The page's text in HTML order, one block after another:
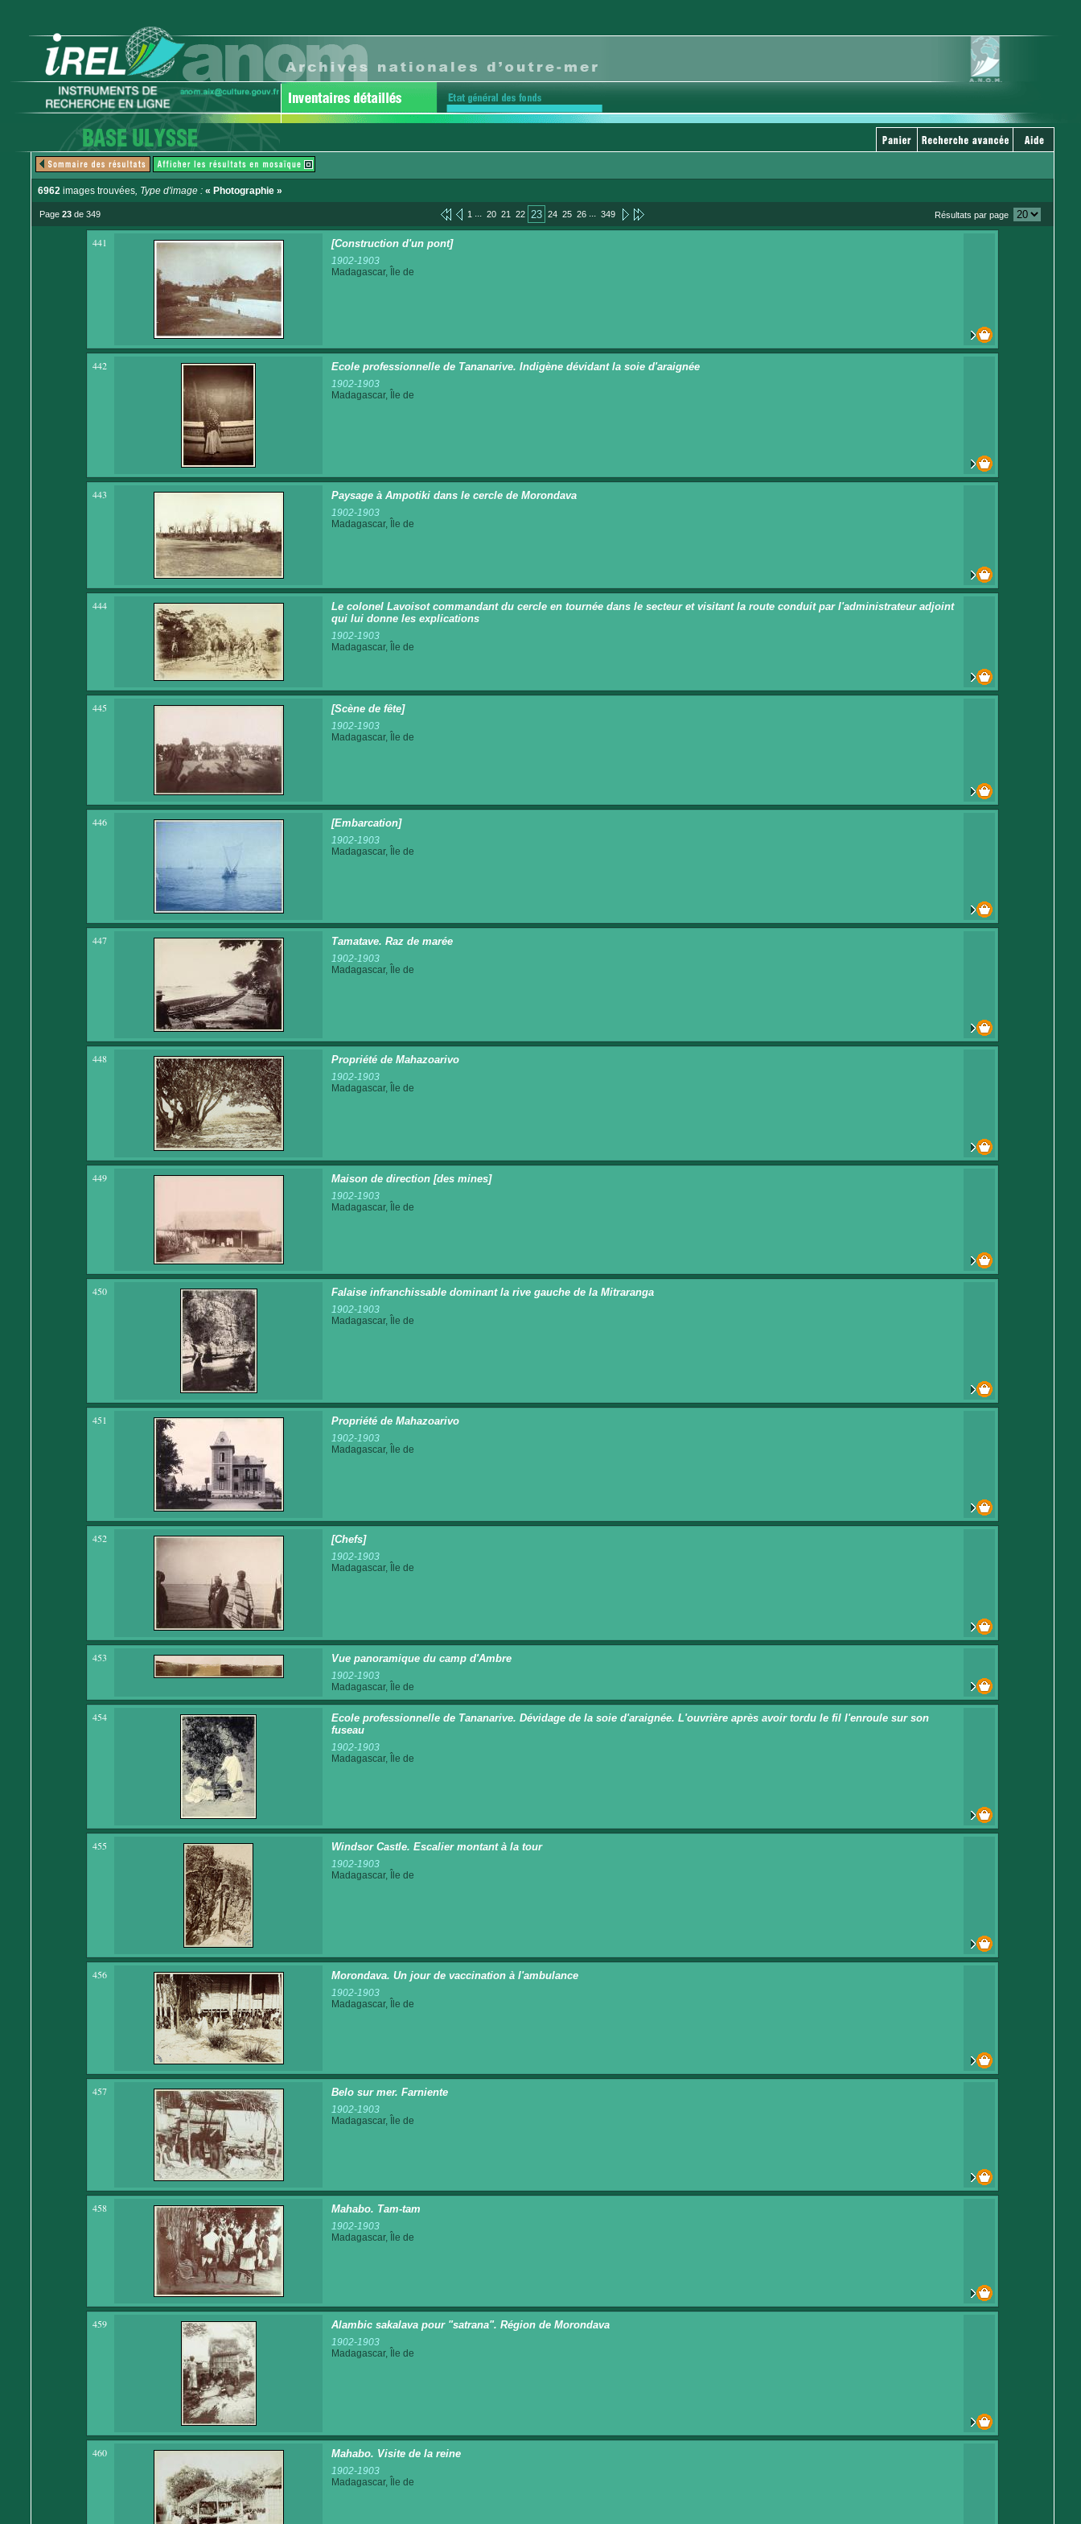
6962 images trouvées, Type d'image : « Photographie »
Page 23 de 349 1 ... 20 21 22 23 24 25 26 ... 349 Résultats par page
441 [Construction d'un pont]
1902-1903
Madagascar, Île de
442 Ecole professionnelle de Tananarive. Indigène dévidant la soie d'araignée
1902-1903
Madagascar, Île de
443 Paysage à Ampotiki dans le cercle de Morondava
1902-1903
Madagascar, Île de
444
Le colonel Lavoisot commandant du cercle en tournée dans le secteur et visitant la route conduit par l'administrateur adjoint
qui lui donne les explications
1902-1903
Madagascar, Île de
445 [Scène de fête]
1902-1903
Madagascar, Île de
446 [Embarcation]
1902-1903
Madagascar, Île de
447 Tamatave. Raz de marée
1902-1903
Madagascar, Île de
448 Propriété de Mahazoarivo
1902-1903
Madagascar, Île de
449 Maison de direction [des mines]
1902-1903
Madagascar, Île de
450 Falaise infranchissable dominant la rive gauche de la Mitraranga
1902-1903
Madagascar, Île de
451 Propriété de Mahazoarivo
1902-1903
Madagascar, Île de
452 [Chefs]
1902-1903
Madagascar, Île de
453 Vue panoramique du camp d'Ambre
1902-1903
Madagascar, Île de
454
Ecole professionnelle de Tananarive. Dévidage de la soie d'araignée. L'ouvrière après avoir tordu le fil l'enroule sur son
fuseau
1902-1903
Madagascar, Île de
455 Windsor Castle. Escalier montant à la tour
1902-1903
Madagascar, Île de
456 Morondava. Un jour de vaccination à l'ambulance
1902-1903
Madagascar, Île de
457 Belo sur mer. Farniente
1902-1903
Madagascar, Île de
458 Mahabo. Tam-tam
1902-1903
Madagascar, Île de
459 Alambic sakalava pour "satrana". Région de Morondava
1902-1903
Madagascar, Île de
460 Mahabo. Visite de la reine
1902-1903
Madagascar, Île de